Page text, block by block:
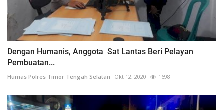
Dengan Humanis, Anggota Sat Lantas Beri Pelayan
Pembuatan...
Humas Polres Timor Tengah Selatan Okt 12, 2020 1698